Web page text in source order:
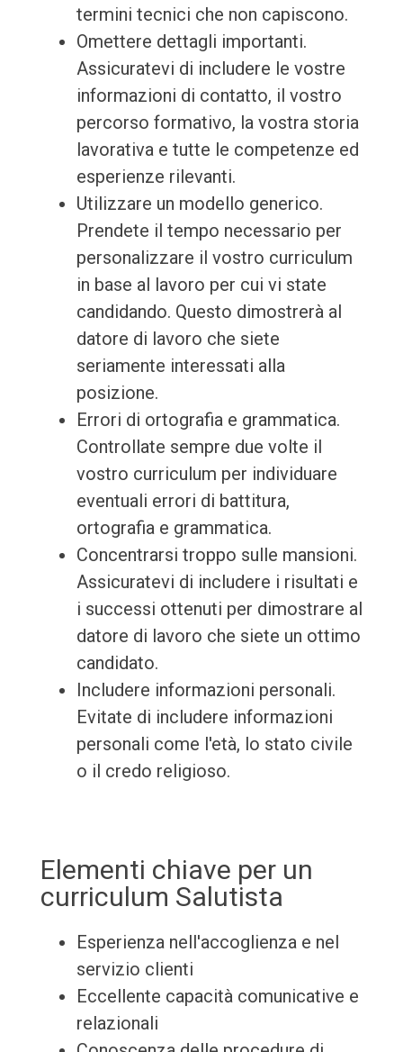
termini tecnici che non capiscono.
Omettere dettagli importanti.
Assicuratevi di includere le vostre
informazioni di contatto, il vostro
percorso formativo, la vostra storia
lavorativa e tutte le competenze ed
esperienze rilevanti.
Utilizzare un modello generico.
Prendete il tempo necessario per
personalizzare il vostro curriculum
in base al lavoro per cui vi state
candidando. Questo dimostrerà al
datore di lavoro che siete
seriamente interessati alla
posizione.
Errori di ortografia e grammatica.
Controllate sempre due volte il
vostro curriculum per individuare
eventuali errori di battitura,
ortografia e grammatica.
Concentrarsi troppo sulle mansioni.
Assicuratevi di includere i risultati e
i successi ottenuti per dimostrare al
datore di lavoro che siete un ottimo
candidato.
Includere informazioni personali.
Evitate di includere informazioni
personali come l'età, lo stato civile
o il credo religioso.
Elementi chiave per un
curriculum Salutista
Esperienza nell'accoglienza e nel
servizio clienti
Eccellente capacità comunicative e
relazionali